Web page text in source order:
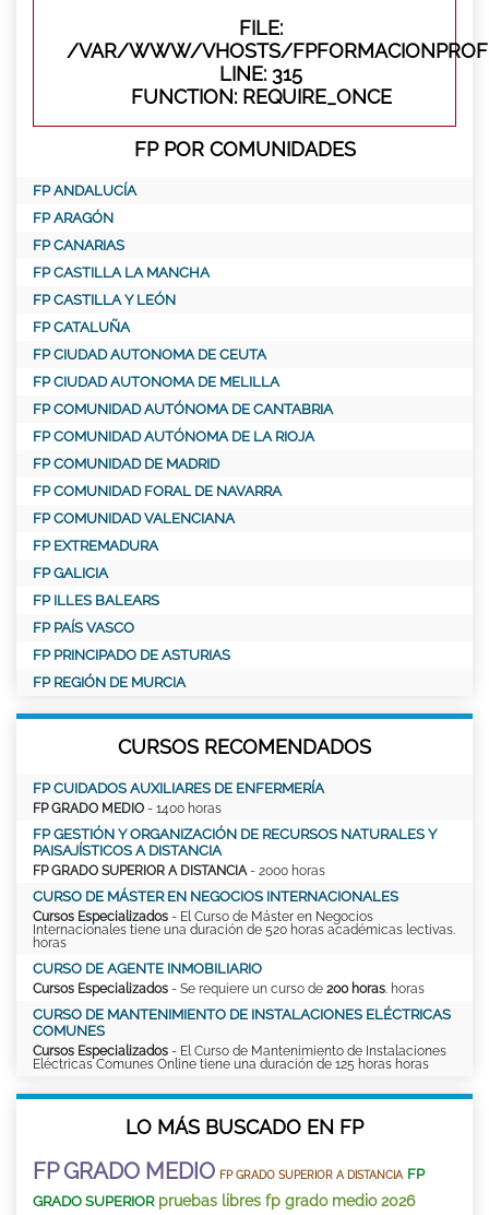
FILE:
/VAR/WWW/VHOSTS/
LINE: 315
FUNCTION: REQUIRE_ONCE
FP POR COMUNIDADES
FP ANDALUCÍA
FP ARAGÓN
FP CANARIAS
FP CASTILLA LA MANCHA
FP CASTILLA Y LEÓN
FP CATALUÑA
FP CIUDAD AUTONOMA DE CEUTA
FP CIUDAD AUTONOMA DE MELILLA
FP COMUNIDAD AUTÓNOMA DE CANTABRIA
FP COMUNIDAD AUTÓNOMA DE LA RIOJA
FP COMUNIDAD DE MADRID
FP COMUNIDAD FORAL DE NAVARRA
FP COMUNIDAD VALENCIANA
FP EXTREMADURA
FP GALICIA
FP ILLES BALEARS
FP PAÍS VASCO
FP PRINCIPADO DE ASTURIAS
FP REGIÓN DE MURCIA
CURSOS RECOMENDADOS
FP CUIDADOS AUXILIARES DE ENFERMERÍA
FP GRADO MEDIO - 1400 horas
FP GESTIÓN Y ORGANIZACIÓN DE RECURSOS NATURALES Y
PAISAJÍSTICOS A DISTANCIA
FP GRADO SUPERIOR A DISTANCIA - 2000 horas
CURSO DE MÁSTER EN NEGOCIOS INTERNACIONALES
Cursos Especializados - El Curso de Máster en Negocios
Internacionales tiene una duración de 520 horas académicas lectivas.
horas
CURSO DE AGENTE INMOBILIARIO
Cursos Especializados - Se requiere un curso de 200 horas . horas
CURSO DE MANTENIMIENTO DE INSTALACIONES ELÉCTRICAS
COMUNES
Cursos Especializados - El Curso de Mantenimiento de Instalaciones
Eléctricas Comunes Online tiene una duración de 125 horas horas
LO MÁS BUSCADO EN FP
FP GRADO MEDIO FP GRADO SUPERIOR A DISTANCIA FP
GRADO SUPERIOR pruebas libres fp grado medio 2026